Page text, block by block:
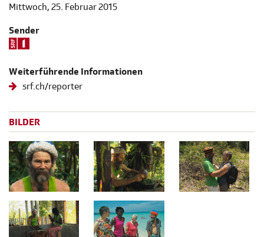
Mittwoch, 25. Februar 2015
Sender
Weiterführende Informationen
srf.ch/reporter
BILDER